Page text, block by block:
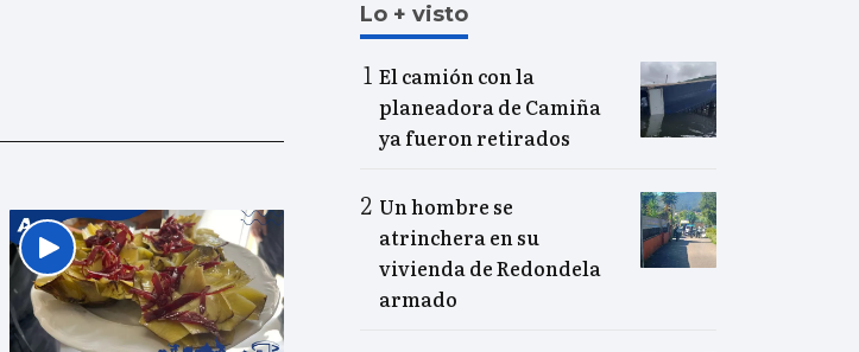
Lo + visto
El camión con la
planeadora de Camiña
ya fueron retirados
Un hombre se
atrinchera en su
vivienda de Redondela
armado